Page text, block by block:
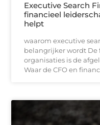
Executive Search
financieel
helpt
waarom executive
belangrijker wordt
organisaties is de
Waar de CFO en